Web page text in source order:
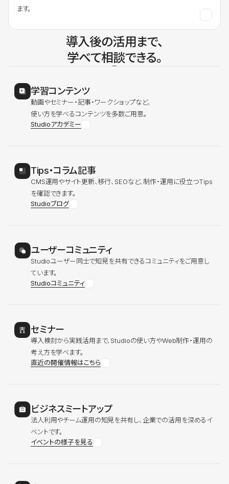
ます。
導入後の活用まで、
学べて相談できる。
学習コンテンツ
動画やセミナー・記事・ワークショップなど、
使い方を学べるコンテンツを多数ご用意。
Studioアカデミー
Tips・コラム記事
CMS運用やサイト更新、移行、SEOなど、制作・運用に役立つTips
を確認できます。
Studioブログ
ユーザーコミュニティ
Studioユーザー同士で知見を共有できるコミュニティをご用意し
ています。
Studioコミュニティ
セミナー
導入検討から実践活用まで、Studioの使い方やWeb制作・運用の
考え方を学べます。
直近の開催情報はこちら
ビジネスミートアップ
法人利用やチーム運用の知見を共有し、企業での活用を深めるイ
ベントです。
イベントの様子を見る